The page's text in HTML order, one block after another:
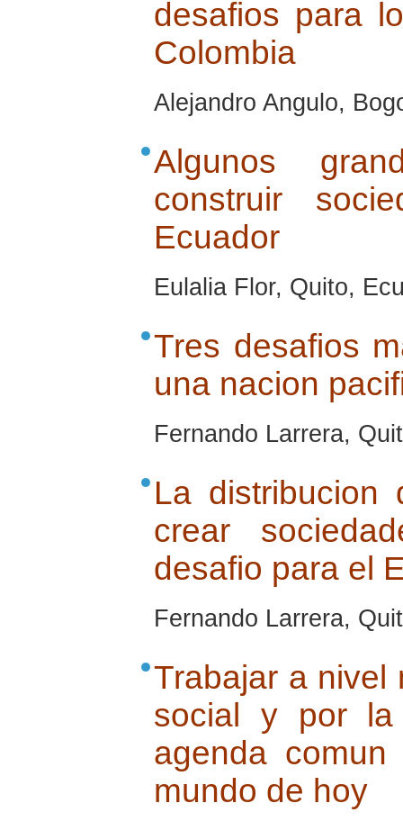
desafios para
Colombia
Alejandro Angulo,
Algunos
construir
Ecuador
Eulalia Flor, Quito,
Tres desafios
una nacion
Fernando Larrera,
La distribucion
crear
desafio para el
Fernando Larrera,
Trabajar a nivel
social y por la
agenda
mundo de hoy